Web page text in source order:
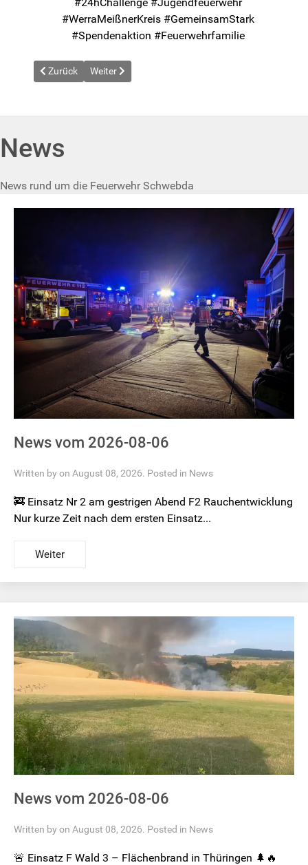
#24hChallenge #Jugendfeuerwehr
#WerraMeißnerKreis #GemeinsamStark
#Spendenaktion #Feuerwehrfamilie
Vorheriger Beitrag: News vom 2025-04-21
Zurück Nächster Beitrag: News vom 2025-05-01
Weiter
News
News rund um die Feuerwehr Schwebda
News vom 2026-08-06
Written by on August 08, 2026. Posted in News
🚒 Einsatz Nr 2 am gestrigen Abend F2 Rauchentwicklung
Nur kurze Zeit nach dem ersten Einsatz...
Weiter
News vom 2026-08-06
Written by on August 08, 2026. Posted in News
🚨 Einsatz F Wald 3 – Flächenbrand in Thüringen 🌲🔥